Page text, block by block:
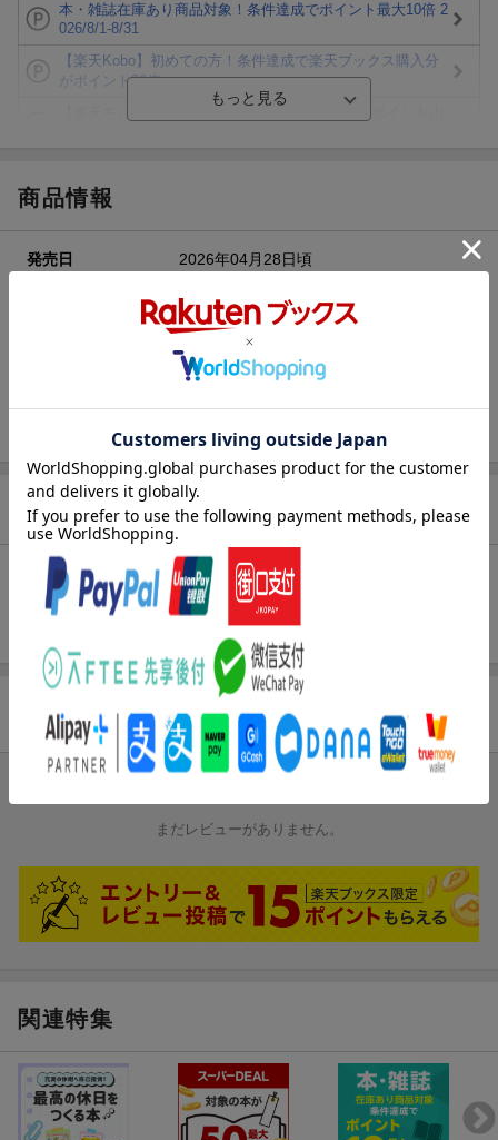
本・雑誌在庫あり商品対象！条件達成でポイント最大10倍 2
026/8/1-8/31
【楽天Kobo】初めての方！条件達成で楽天ブックス購入分
がポイント20倍
ト山分け
エントリー＆3,000円以上購入で無料データSIM（3GB/月プ
楽天モバイル紹介キャンペーンの拡散で300円OFFクーポン
商品情報
発売日 2026年04月28日頃
メディカ出版
単行本
96p
ISBN 9784840490399
商品説明
内容紹介（JPROより）
商品レビュー
まだレビューがありません。
関連特集